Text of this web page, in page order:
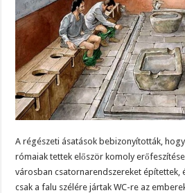
A régészeti ásatások bebizonyították,
rómaiak tettek először komoly
városban csatornarendszereket építettek,
csak a falu szélére jártak WC-re az